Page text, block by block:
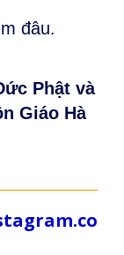
đâu.
Phật và
Giáo Hà